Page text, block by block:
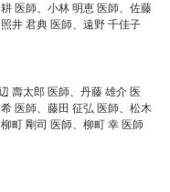
医師、小林 明恵 医師、佐藤
井 君典 医師、遠野 千佳子
壽太郎 医師、丹藤 雄介 医
医師、藤田 征弘 医師、松木
町 剛司 医師、柳町 幸 医師